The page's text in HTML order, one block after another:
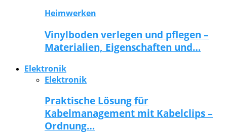
Heimwerken
Vinylboden verlegen und pflegen –
Materialien, Eigenschaften und…
Elektronik
Elektronik
Praktische Lösung für
Kabelmanagement mit Kabelclips –
Ordnung…